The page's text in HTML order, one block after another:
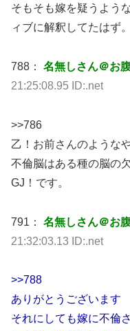
そもそも嫁を疑うよう
ィブに解釈してたはず。
788： 名無しさん＠お
21:25:08.95 ID:.net
>>786
乙！お前さんのような
不倫脳はある種の脳の
GJ！です。
791： 名無しさん＠お
21:32:03.13 ID:.net
>>788
ありがとうございます
それにしても嫁に不倫